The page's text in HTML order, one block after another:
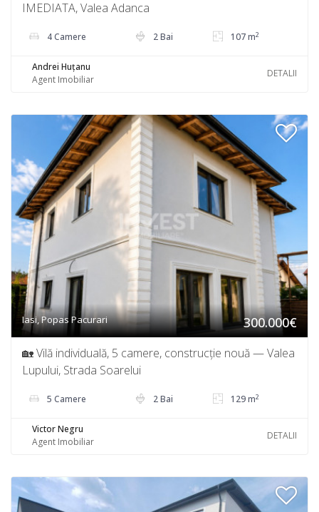
IMEDIATA, Valea Adanca
4 Camere 2 Bai 107 m2
Andrei Huțanu
Agent Imobiliar
DETALII
Iasi, Popas Pacurari 300.000€
🏡 Vilă individuală, 5 camere, construcție nouă — Valea
Lupului, Strada Soarelui
5 Camere 2 Bai 129 m2
Victor Negru
Agent Imobiliar
DETALII